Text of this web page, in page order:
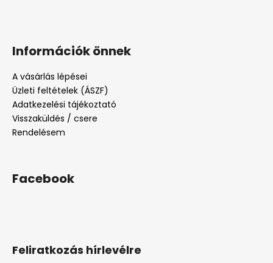
Feliratkozás hírlevélre
Információk önnek
A vásárlás lépései
Üzleti feltételek (ÁSZF)
Adatkezelési tájékoztató
Visszaküldés / csere
Rendelésem
Facebook